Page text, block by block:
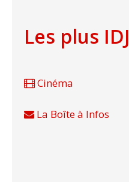
Les plus IDJ
Cinéma
La Boîte à Infos